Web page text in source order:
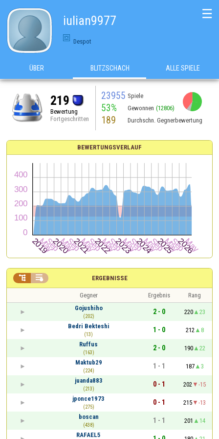
iulian9977
Despot
☰
ÜBER BLITZSCHACH ALLE SPIELE
219
Bewertung
Fortgeschritten
23955 Spiele
53% Gewonnen (12806)
189 Durchschn. Gegnerbewertung
BEWERTUNGSVERLAUF
ERGEBNISSE
 
Gegner Ergebnis
Rang
Gojushiho
(202)
2 - 0 220
23
Bedri Bekteshi
(13)
1 - 0 212
8
Ruffus
(163)
2 - 0 190
22
Maktub29
(224)
1 - 1 187
3
juanda883
(213)
0 - 1 202
-15
jponce1973
(275)
0 - 1 215
-13
boscan
(438)
1 - 1 201
14
RAFAEL5